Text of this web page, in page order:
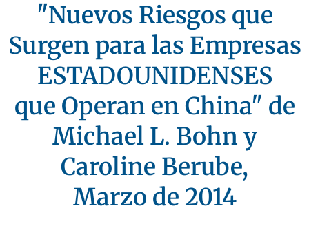
"Nuevos Riesgos que
Surgen para las Empresas
ESTADOUNIDENSES
que Operan en China" de
Michael L. Bohn y
Caroline Berube,
Marzo de 2014